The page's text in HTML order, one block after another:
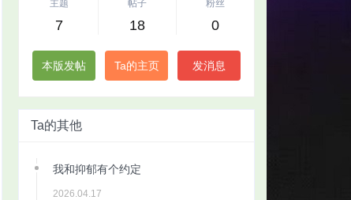
主题
7
帖子
18
粉丝
0
本版发帖 Ta的主页 发消息
Ta的其他
我和抑郁有个约定
2026.04.17